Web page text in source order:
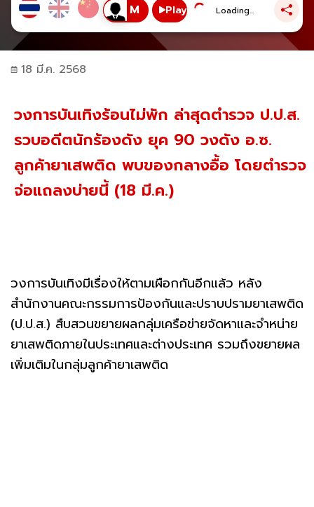
Play Loading...
18 มี.ค. 2568
วงการบันเทิงร้อนไม่พัก ล่าสุดตำรวจ ป.ป.ส.
รวบอดีตนักร้องดัง ยุค 90 วงดัง อ.ซ.
ลูกค้ายาเสพติด พบของกลางอื้อ โดยตำรวจ
จ่อแถลงบ่ายนี้ (18 มี.ค.)
วงการบันเทิงมีเรื่องให้ตามเผือกกันอีกแล้ว หลัง
สำนักงานคณะกรรมการป้องกันและปราบปรามยาเสพติด
(ป.ป.ส.) สืบสวนขยายผลกลุ่มเครือข่ายจัดหาและจำหน่าย
ยาเสพติดภายในประเทศและต่างประเทศ รวมถึงขยายผล
เพิ่มเติมในกลุ่มลูกค้ายาเสพติด